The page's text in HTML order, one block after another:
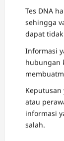
Tes DNA
sehingga
dapat
Informasi
hubungan
atau
informasi
salah.